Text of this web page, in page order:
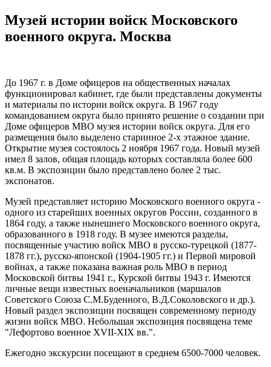
Музей истории войск Московского
военного округа. Москва
До 1967 г. в Доме офицеров на общественных началах
функционировал кабинет, где были представлены документы
и материалы по истории войск округа. В 1967 году
командованием округа было принято решение о создании при
Доме офицеров МВО музея истории войск округа. Для его
размещения было выделено старинное 2-х этажное здание.
Открытие музея состоялось 2 ноября 1967 года. Новый музей
имел 8 залов, общая площадь которых составляла более 600
кв.м. В экспозиции было представлено более 2 тыс.
экспонатов.
Музей представляет историю Московского военного округа -
одного из старейших военных округов России, созданного в
1864 году, а также нынешнего Московского военного округа,
образованного в 1918 году. В музее имеются разделы,
посвященные участию войск МВО в русско-турецкой (1877-
1878 гг.), русско-японской (1904-1905 гг.) и Первой мировой
войнах, а также показана важная роль МВО в период
Московской битвы 1941 г., Курской битвы 1943 г. Имеются
личные вещи известных военачальников (маршалов
Советского Союза С.М.Буденного, В.Д.Соколовского и др.).
Новый раздел экспозиции посвящен современному периоду
жизни войск МВО. Небольшая экспозиция посвящена теме
"Лефортово военное XVII-XIX вв.".
Ежегодно экскурсии посещают в среднем 6500-7000 человек.